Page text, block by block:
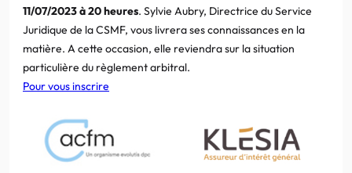
11/07/2023 à 20 heures. Sylvie Aubry, Directrice du Service
Juridique de la CSMF, vous livrera ses connaissances en la
matière. A cette occasion, elle reviendra sur la situation
particulière du règlement arbitral.
Pour vous inscrire